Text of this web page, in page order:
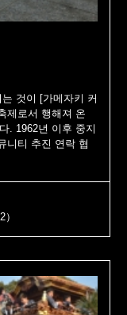
것이 [가메자키 커
제로서 행해져 온
. 1962년 이후 중지
니티 추진 연락 협